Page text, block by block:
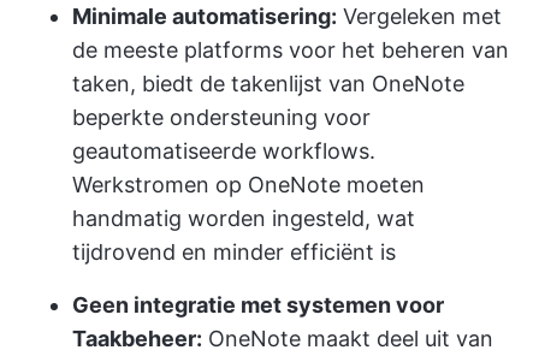
Minimale automatisering: Vergeleken met
de meeste platforms voor het beheren van
taken, biedt de takenlijst van OneNote
beperkte ondersteuning voor
geautomatiseerde workflows.
Werkstromen op OneNote moeten
handmatig worden ingesteld, wat
tijdrovend en minder efficiënt is
Geen integratie met systemen voor
Taakbeheer: OneNote maakt deel uit van